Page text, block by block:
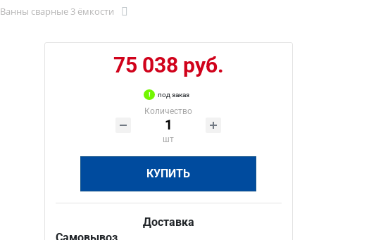
Ванны сварные 3 ёмкости
75 038 руб.
под заказ
Количество
шт
КУПИТЬ
Доставка